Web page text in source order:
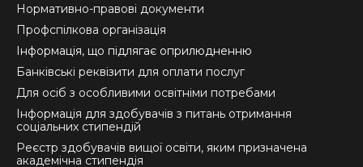
Нормативно-правові документи
Профспілкова організація
Інформація, що підлягає оприлюдненню
Банківські реквізити для оплати послуг
Для осіб з особливими освітніми потребами
Інформація для здобувачів з питань отримання
соціальних стипендій
Реєстр здобувачів вищої освіти, яким призначена
академічна стипендія